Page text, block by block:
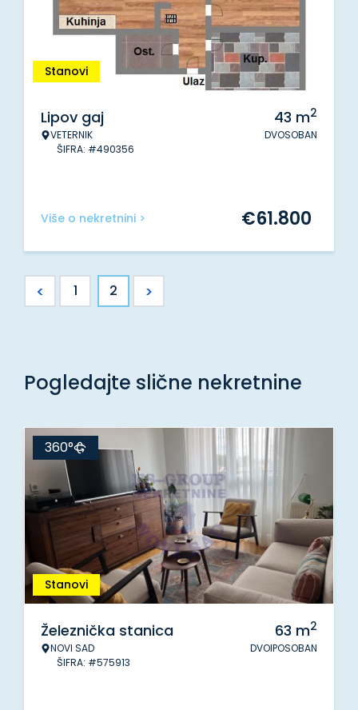
Stanovi
Lipov gaj
VETERNIK
ŠIFRA: #490356
43 m2
DVOSOBAN
Više o nekretnini > €61.800
< 1 2 >
Pogledajte slične nekretnine
Stanovi
360°
Železnička stanica
NOVI SAD
ŠIFRA: #575913
63 m2
DVOIPOSOBAN